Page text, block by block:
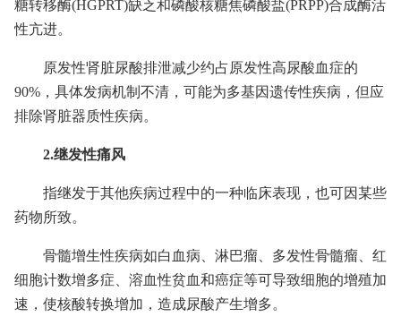
糖转移酶(HGPRT)缺乏和磷酸核糖焦磷酸盐(PRPP)合成酶活
性亢进。
原发性肾脏尿酸排泄减少约占原发性高尿酸血症的
90%，具体发病机制不清，可能为多基因遗传性疾病，但应
排除肾脏器质性疾病。
2.继发性痛风
指继发于其他疾病过程中的一种临床表现，也可因某些
药物所致。
骨髓增生性疾病如白血病、淋巴瘤、多发性骨髓瘤、红
细胞计数增多症、溶血性贫血和癌症等可导致细胞的增殖加
速，使核酸转换增加，造成尿酸产生增多。